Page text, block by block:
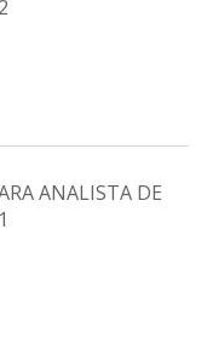
ANALISTA DE